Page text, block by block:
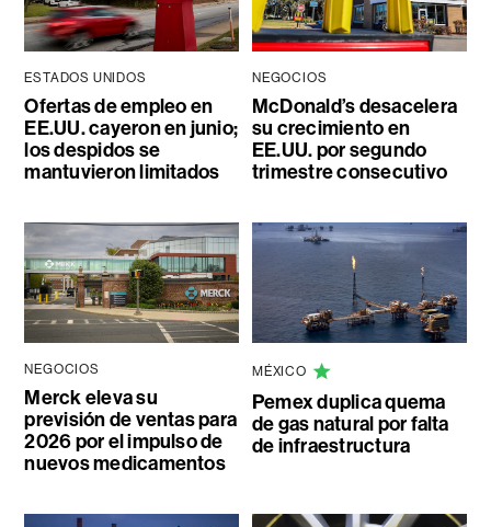
ESTADOS UNIDOS
Ofertas de empleo en
EE.UU. cayeron en junio;
los despidos se
mantuvieron limitados
NEGOCIOS
McDonald’s desacelera
su crecimiento en
EE.UU. por segundo
trimestre consecutivo
NEGOCIOS
Merck eleva su
previsión de ventas para
2026 por el impulso de
nuevos medicamentos
MÉXICO
Pemex duplica quema
de gas natural por falta
de infraestructura